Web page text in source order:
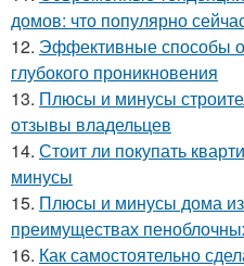
домов: что популярно
12. Эффективные способы
глубокого проникновения
13. Плюсы и минусы
отзывы владельцев
14. Стоит ли покупать
минусы
15. Плюсы и минусы дома
преимуществах
16. Как самостоятельно